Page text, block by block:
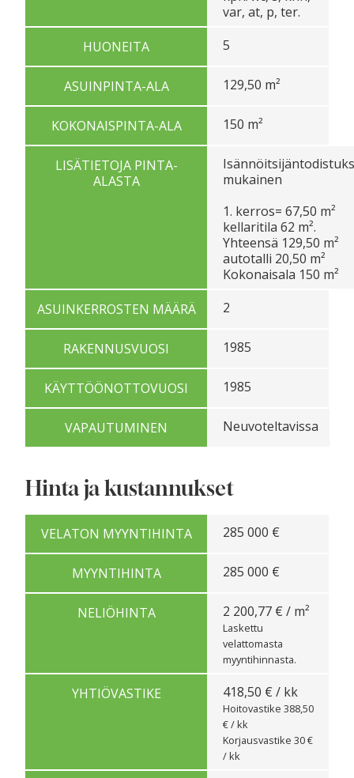
var, at, p, ter.
HUONEITA
5
ASUINPINTA-ALA 129,50 m²
KOKONAISPINTA-ALA 150 m²
LISÄTIETOJA PINTA-
ALASTA
mukainen
1. kerros= 67,50 m²
kellaritila 62 m².
Yhteensä 129,50 m²
autotalli 20,50 m²
Kokonaisala 150 m²
ASUINKERROSTEN MÄÄRÄ
2
RAKENNUSVUOSI 1985
KÄYTTÖÖNOTTOVUOSI 1985
VAPAUTUMINEN Neuvoteltavissa
Hinta ja kustannukset
VELATON MYYNTIHINTA 285 000 €
MYYNTIHINTA 285 000 €
NELIÖHINTA 2 200,77 € / m²
Laskettu
velattomasta
myyntihinnasta.
YHTIÖVASTIKE 418,50 € / kk
Hoitovastike 388,50
€ / kk
Korjausvastike 30 €
/ kk